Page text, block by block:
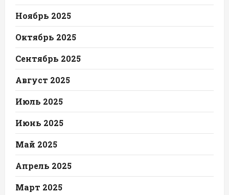
Ноябрь 2025
Октябрь 2025
Сентябрь 2025
Август 2025
Июль 2025
Июнь 2025
Май 2025
Апрель 2025
Март 2025